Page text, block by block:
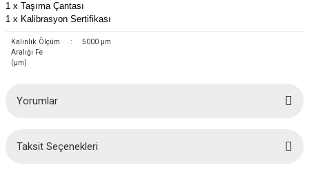
1 x Taşıma Çantası
1 x Kalibrasyon Sertifikası
Kalınlık Ölçüm
Aralığı Fe
(µm)
: 5000 µm
Yorumlar
Bu ürüne ilk yorumu siz yapın!
Taksit Seçenekleri